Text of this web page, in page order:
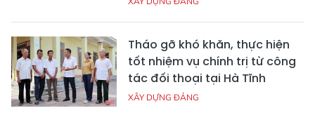
Tháo gỡ khó khăn, thực hiện
tốt nhiệm vụ chính trị từ công
tác đối thoại tại Hà Tĩnh
XÂY DỰNG ĐẢNG